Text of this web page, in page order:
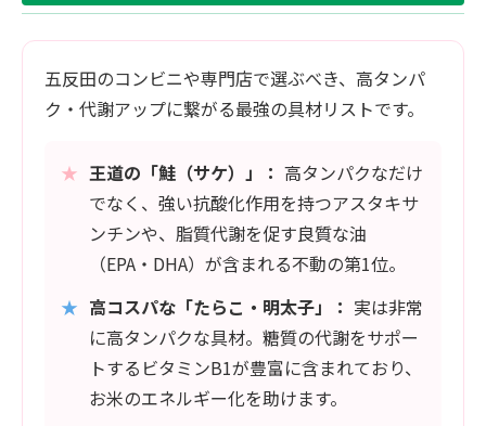
五反田のコンビニや専門店で選ぶべき、高タンパ
ク・代謝アップに繋がる最強の具材リストです。
★ 王道の「鮭（サケ）」： 高タンパクなだけ
でなく、強い抗酸化作用を持つアスタキサ
ンチンや、脂質代謝を促す良質な油
（EPA・DHA）が含まれる不動の第1位。
★ 高コスパな「たらこ・明太子」： 実は非常
に高タンパクな具材。糖質の代謝をサポー
トするビタミンB1が豊富に含まれており、
お米のエネルギー化を助けます。